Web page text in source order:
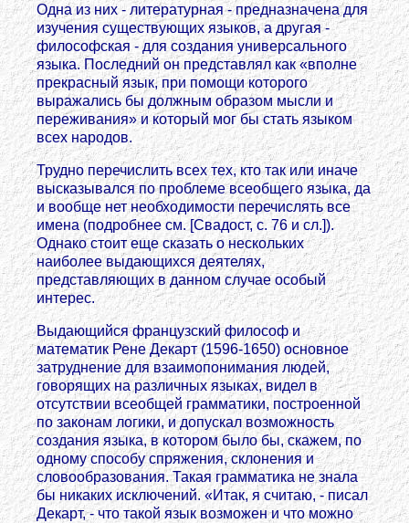
Одна из них - литературная - предназначена для
изучения существующих языков, а другая -
философская - для создания универсального
языка. Последний он представлял как «вполне
прекрасный язык, при помощи которого
выражались бы должным образом мысли и
переживания» и который мог бы стать языком
всех народов.
Трудно перечислить всех тех, кто так или иначе
высказывался по проблеме всеобщего языка, да
и вообще нет необходимости перечислять все
имена (подробнее см. [Свадост, с. 76 и сл.]).
Однако стоит еще сказать о нескольких
наиболее выдающихся деятелях,
представляющих в данном случае особый
интерес.
Выдающийся французский философ и
математик Рене Декарт (1596-1650) основное
затруднение для взаимопонимания людей,
говорящих на различных языках, видел в
отсутствии всеобщей грамматики, построенной
по законам логики, и допускал возможность
создания языка, в котором было бы, скажем, по
одному способу спряжения, склонения и
словообразования. Такая грамматика не знала
бы никаких исключений. «Итак, я считаю, - писал
Декарт, - что такой язык возможен и что можно